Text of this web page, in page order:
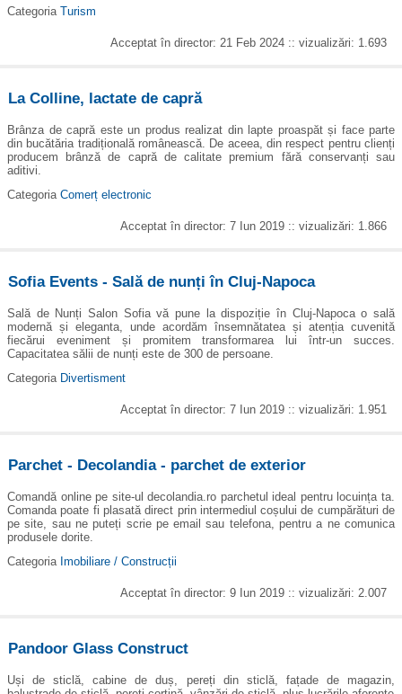
Categoria Turism
Acceptat în director: 21 Feb 2024 :: vizualizări: 1.693
La Colline, lactate de capră
Brânza de capră este un produs realizat din lapte proaspăt și face parte
din bucătăria tradițională românească. De aceea, din respect pentru clienți
producem brânză de capră de calitate premium fără conservanți sau
aditivi.
Categoria Comerț electronic
Acceptat în director: 7 Iun 2019 :: vizualizări: 1.866
Sofia Events - Sală de nunți în Cluj-Napoca
Sală de Nunți Salon Sofia vă pune la dispoziție în Cluj-Napoca o sală
modernă și eleganta, unde acordăm însemnătatea și atenția cuvenită
fiecărui eveniment și promitem transformarea lui într-un succes.
Capacitatea sălii de nunți este de 300 de persoane.
Categoria Divertisment
Acceptat în director: 7 Iun 2019 :: vizualizări: 1.951
Parchet - Decolandia - parchet de exterior
Comandă online pe site-ul decolandia.ro parchetul ideal pentru locuința ta.
Comanda poate fi plasată direct prin intermediul coșului de cumpărături de
pe site, sau ne puteți scrie pe email sau telefona, pentru a ne comunica
produsele dorite.
Categoria Imobiliare / Construcții
Acceptat în director: 9 Iun 2019 :: vizualizări: 2.007
Pandoor Glass Construct
Uși de sticlă, cabine de duș, pereți din sticlă, fațade de magazin,